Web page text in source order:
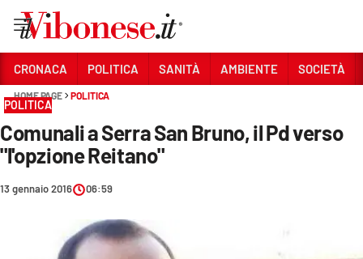
Sezioni
CRONACA
POLITICA
SANITÀ
AMBIENTE
CRONACA POLITICA SANITÀ AMBIENTE SOCIETÀ
HOME PAGE POLITICA
POLITICA
Comunali a Serra San Bruno, il Pd verso
"l'opzione Reitano"
13 gennaio 2016 06:59